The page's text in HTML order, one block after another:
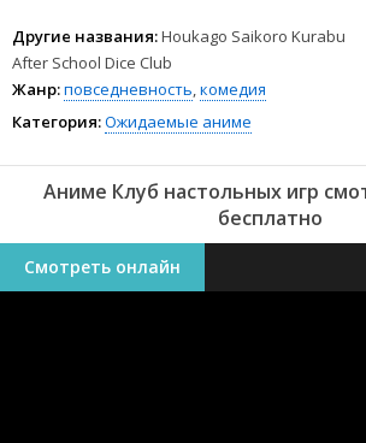
Другие названия:Houkago Saikoro Kurabu
After School Dice Club
Жанр:повседневность,комедия
Категория:Ожидаемые аниме
Аниме Клуб настольных игр
бесплатно
Смотреть онлайн